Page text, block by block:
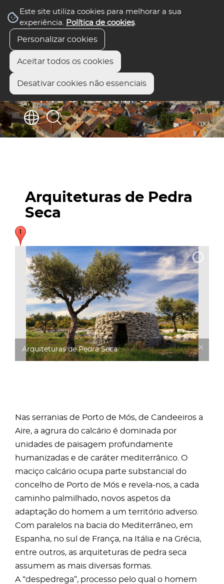
Este site utiliza cookies para melhorar a sua
experiência. Política de cookies.
Personalizar cookies
Aceitar todos os cookies
Desativar cookies não essenciais
Arquiteturas de Pedra
Seca
Arquiteturas de Pedra Seca
Nas serranias de Porto de Mós, de Candeeiros a
Aire, a agrura do calcário é dominada por
unidades de paisagem profundamente
humanizadas e de caráter mediterrânico. O
maciço calcário ocupa parte substancial do
concelho de Porto de Mós e revela-nos, a cada
caminho palmilhado, novos aspetos da
adaptação do homem a um território adverso.
Com paralelos na bacia do Mediterrâneo, em
Espanha, no sul de França, na Itália e na Grécia,
entre outros, as arquiteturas de pedra seca
assumem as mais diversas formas.
A “despedrega”, processo pelo qual o homem